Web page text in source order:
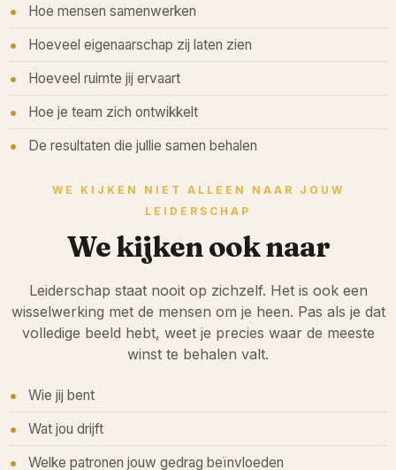
Hoe mensen samenwerken
Hoeveel eigenaarschap zij laten zien
Hoeveel ruimte jij ervaart
Hoe je team zich ontwikkelt
De resultaten die jullie samen behalen
WE KIJKEN NIET ALLEEN NAAR JOUW
LEIDERSCHAP
We kijken ook naar
Leiderschap staat nooit op zichzelf. Het is ook een
wisselwerking met de mensen om je heen. Pas als je dat
volledige beeld hebt, weet je precies waar de meeste
winst te behalen valt.
Wie jij bent
Wat jou drijft
Welke patronen jouw gedrag beïnvloeden